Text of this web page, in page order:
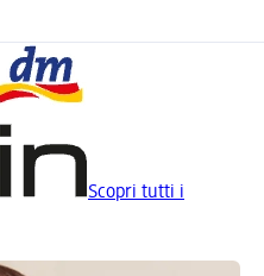
Scopri tutti i